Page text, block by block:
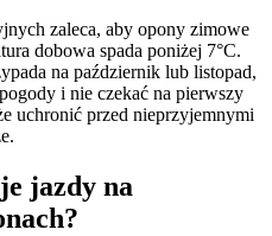
zaleca, aby opony zimowe
dobowa spada poniżej 7°C.
na październik lub listopad,
i nie czekać na pierwszy
uchronić przed nieprzyjemnymi
jazdy na